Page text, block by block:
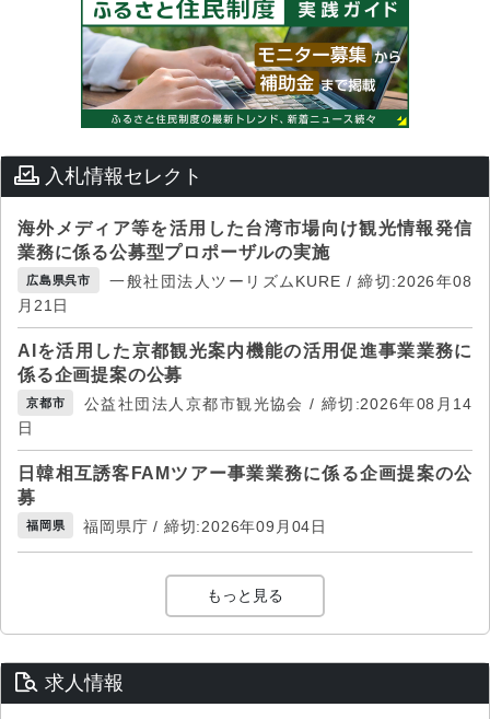
入札情報セレクト
海外メディア等を活用した台湾市場向け観光情報発信
業務に係る公募型プロポーザルの実施
広島県呉市
一般社団法人ツーリズムKURE / 締切:2026年08
月21日
AIを活用した京都観光案内機能の活用促進事業業務に
係る企画提案の公募
京都市
公益社団法人京都市観光協会 / 締切:2026年08月14
日
日韓相互誘客FAMツアー事業業務に係る企画提案の公
募
福岡県 福岡県庁 / 締切:2026年09月04日
もっと見る
求人情報